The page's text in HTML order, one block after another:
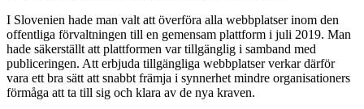
I Slovenien hade man valt att överföra alla webbplatser inom den
offentliga förvaltningen till en gemensam plattform i juli 2019. Man
hade säkerställt att plattformen var tillgänglig i samband med
publiceringen. Att erbjuda tillgängliga webbplatser verkar därför
vara ett bra sätt att snabbt främja i synnerhet mindre organisationers
förmåga att ta till sig och klara av de nya kraven.